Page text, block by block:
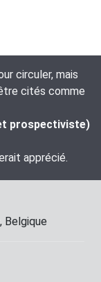
circuler, mais
cités comme
prospectiviste)
apprécié.
Belgique